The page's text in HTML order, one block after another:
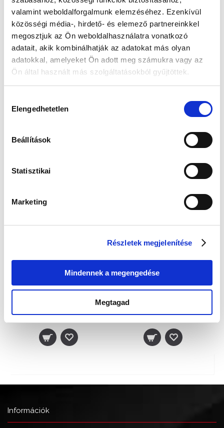
valamint weboldalforgalmunk elemzéséhez. Ezenkívül
közösségi média-, hirdető- és elemező partnereinkkel
megosztjuk az Ön weboldalhasználatra vonatkozó
adatait, akik kombinálhatják az adatokat más olyan
adatokkal, amelyeket Ön adott meg számukra vagy az
Ön által használt más szolgáltatásokból gyűjtöttek.
kiválasztása
Elengedhetetlen
Beállítások
Statisztikai
Marketing
Részletek megjelenítése
Mindennek a megengedése
Megtagad
279 000 Ft
398 000 Ft
Edox 10408 3N NBN Férfi Karóra - Les Vauberts
Információk